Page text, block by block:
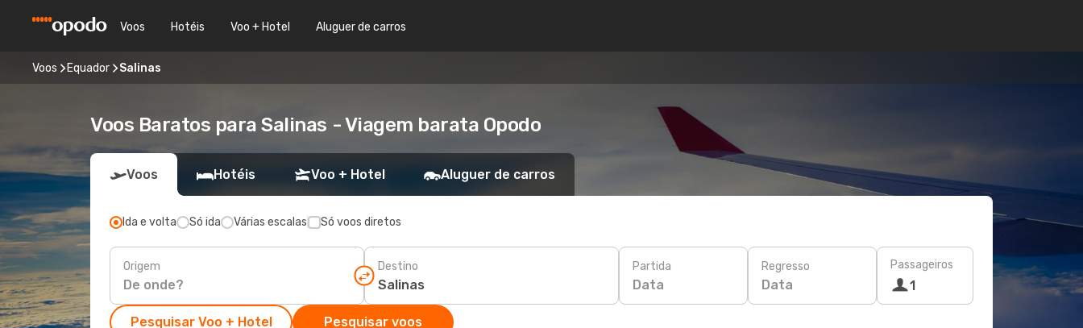
Voos Hotéis Voo + Hotel Aluguer de carros
Voos Equador Salinas
Voos Baratos para Salinas - Viagem barata Opodo
Voos Hotéis Voo + Hotel Aluguer de carros
Ida e volta Só ida Várias escalas Só voos diretos
Origem Destino Partida
Data
Regresso
Data
Passageiros
1
Pesquisar Voo + Hotel Pesquisar voos